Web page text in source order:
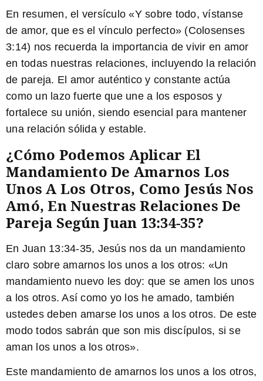
En resumen, el versículo «Y sobre todo, vístanse
de amor, que es el vínculo perfecto» (Colosenses
3:14) nos recuerda la importancia de vivir en amor
en todas nuestras relaciones, incluyendo la relación
de pareja. El amor auténtico y constante actúa
como un lazo fuerte que une a los esposos y
fortalece su unión, siendo esencial para mantener
una relación sólida y estable.
¿Cómo Podemos Aplicar El
Mandamiento De Amarnos Los
Unos A Los Otros, Como Jesús Nos
Amó, En Nuestras Relaciones De
Pareja Según Juan 13:34-35?
En Juan 13:34-35, Jesús nos da un mandamiento
claro sobre amarnos los unos a los otros: «Un
mandamiento nuevo les doy: que se amen los unos
a los otros. Así como yo los he amado, también
ustedes deben amarse los unos a los otros. De este
modo todos sabrán que son mis discípulos, si se
aman los unos a los otros».
Este mandamiento de amarnos los unos a los otros,